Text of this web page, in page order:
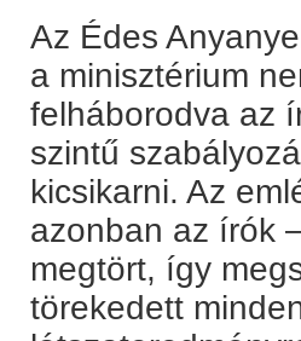
Az Édes
a minisztérium
felháborodva az
szintű
kicsikarni. Az
azonban az írók
megtört, így
törekedett